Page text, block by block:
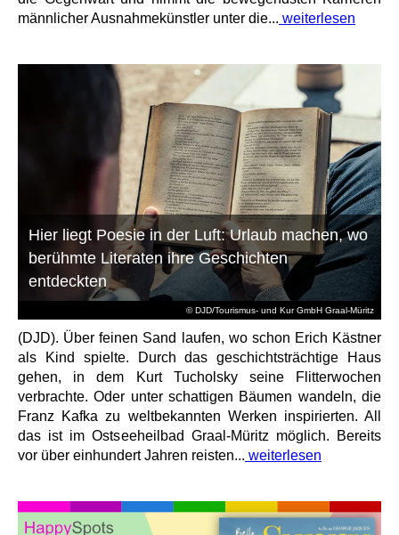
männlicher Ausnahmekünstler unter die... weiterlesen
© DJD/Tourismus- und Kur GmbH Graal-Müritz
Hier liegt Poesie in der Luft: Urlaub machen, wo
berühmte Literaten ihre Geschichten
entdeckten
(DJD). Über feinen Sand laufen, wo schon Erich Kästner
als Kind spielte. Durch das geschichtsträchtige Haus
gehen, in dem Kurt Tucholsky seine Flitterwochen
verbrachte. Oder unter schattigen Bäumen wandeln, die
Franz Kafka zu weltbekannten Werken inspirierten. All
das ist im Ostseeheilbad Graal-Müritz möglich. Bereits
vor über einhundert Jahren reisten... weiterlesen